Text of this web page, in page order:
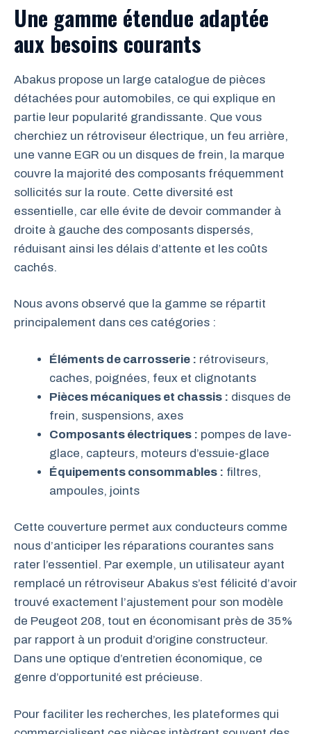
Une gamme étendue adaptée
aux besoins courants
Abakus propose un large catalogue de pièces
détachées pour automobiles, ce qui explique en
partie leur popularité grandissante. Que vous
cherchiez un rétroviseur électrique, un feu arrière,
une vanne EGR ou un disques de frein, la marque
couvre la majorité des composants fréquemment
sollicités sur la route. Cette diversité est
essentielle, car elle évite de devoir commander à
droite à gauche des composants dispersés,
réduisant ainsi les délais d’attente et les coûts
cachés.
Nous avons observé que la gamme se répartit
principalement dans ces catégories :
Éléments de carrosserie : rétroviseurs,
caches, poignées, feux et clignotants
Pièces mécaniques et chassis : disques de
frein, suspensions, axes
Composants électriques : pompes de lave-
glace, capteurs, moteurs d’essuie-glace
Équipements consommables : filtres,
ampoules, joints
Cette couverture permet aux conducteurs comme
nous d’anticiper les réparations courantes sans
rater l’essentiel. Par exemple, un utilisateur ayant
remplacé un rétroviseur Abakus s’est félicité d’avoir
trouvé exactement l’ajustement pour son modèle
de Peugeot 208, tout en économisant près de 35%
par rapport à un produit d’origine constructeur.
Dans une optique d’entretien économique, ce
genre d’opportunité est précieuse.
Pour faciliter les recherches, les plateformes qui